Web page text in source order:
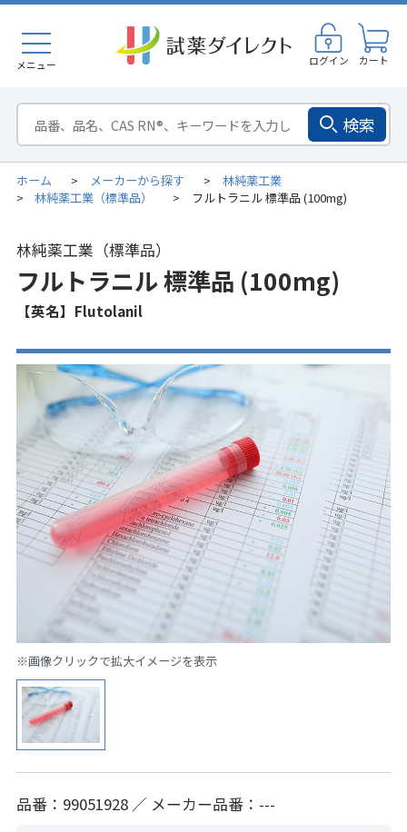
メニュー ログイン カート
検索
ホーム > メーカーから探す > 林純薬工業
> 林純薬工業（標準品） > フルトラニル 標準品 (100mg)
林純薬工業（標準品）
フルトラニル 標準品 (100mg)
【英名】Flutolanil
※画像クリックで拡大イメージを表示
品番：99051928 ／ メーカー品番：---